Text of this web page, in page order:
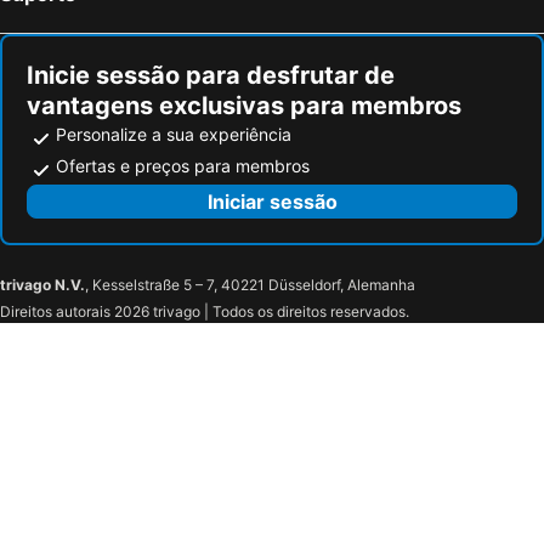
Costa Smeralda
Steve Apartments
Alexandros Corfu
Nobile Boutique Hotel
Santa Maria
Anna Studios
Panorama Notos
Hotel Bruskos
Fardini Seaside
Seaside Resorts
Inicie sessão para desfrutar de
vantagens exclusivas para membros
Personalize a sua experiência
Ofertas e preços para membros
Iniciar sessão
trivago N.V., Kesselstraße 5 – 7, 40221 Düsseldorf, Alemanha
Direitos autorais 2026 trivago | Todos os direitos reservados.